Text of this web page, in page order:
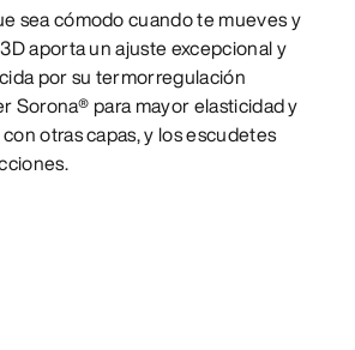
sea cómodo cuando te mueves y
aporta un ajuste excepcional y
por su termorregulación
Sorona® para mayor elasticidad y
otras capas, y los escudetes